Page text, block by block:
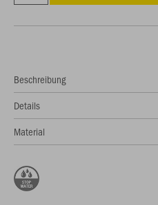
Beschreibung
Details
Material